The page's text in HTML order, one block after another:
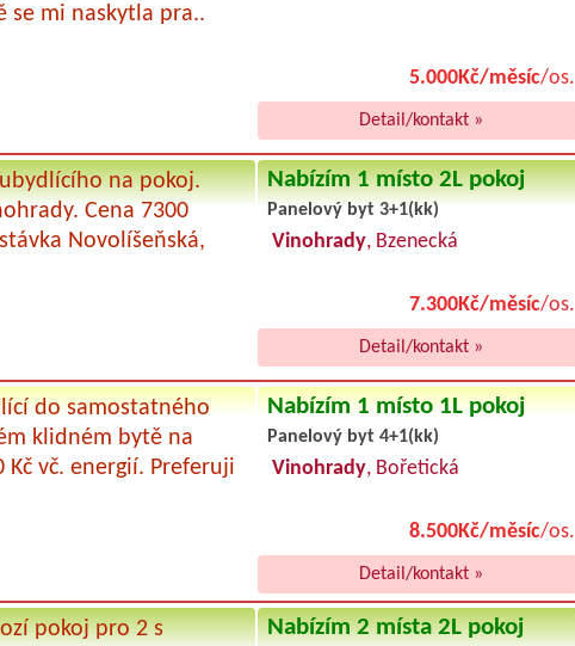
se mi naskytla pra..
5.000Kč/měsíc/os.
Detail/kontakt »
na pokoj.
Cena 7300
Novolíšeňská,
Nabízím 1 místo 2L pokoj
Panelový byt 3+1(kk)
Vinohrady, Bzenecká
7.300Kč/měsíc/os.
Detail/kontakt »
do samostatného
klidném bytě na
Kč vč. energií. Preferuji
Nabízím 1 místo 1L pokoj
Panelový byt 4+1(kk)
Vinohrady, Bořetická
8.500Kč/měsíc/os.
Detail/kontakt »
pokoj pro 2 s Nabízím 2 místa 2L pokoj